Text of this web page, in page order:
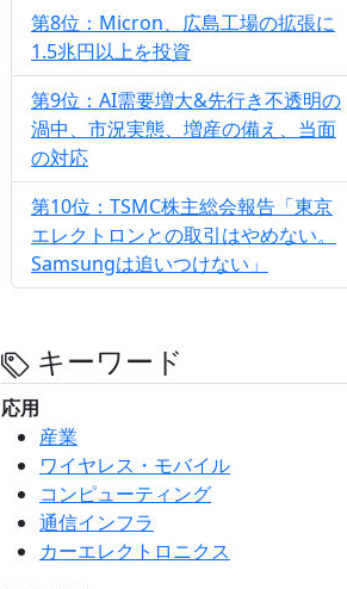
第8位：Micron、広島工場の拡張に
1.5兆円以上を投資
第9位：AI需要増大&先行き不透明の
渦中、市況実態、増産の備え、当面
の対応
第10位：TSMC株主総会報告「東京
エレクトロンとの取引はやめない。
Samsungは追いつけない」
キーワード
応用
産業
ワイヤレス・モバイル
コンピューティング
通信インフラ
カーエレクトロニクス